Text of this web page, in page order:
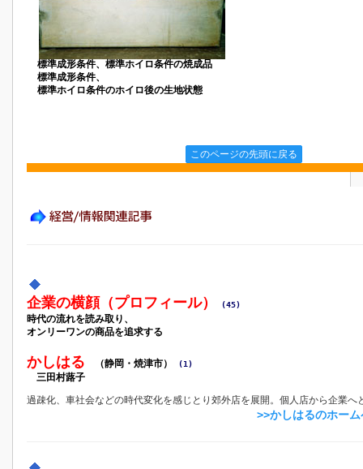
標準成形条件、標準ホイロ条件の焼成品
標準成形条件、
標準ホイロ条件のホイロ後の生地状態
このページの先頭に戻る
企業の横顔（プロフィール） (45)
時代の流れを読み取り、
オンリーワンの商品を追求する
かしはる （静岡・焼津市） (1)
三田村蕗子
過疎化、車社会などの時代変化を感じとり郊外店を展開。個人店から企業へ
>>かしはるのホー